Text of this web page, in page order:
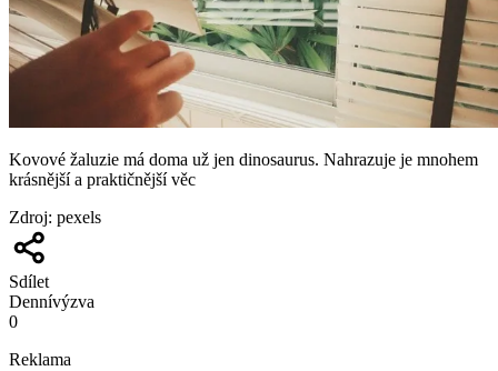
Kovové žaluzie má doma už jen dinosaurus. Nahrazuje je mnohem
krásnější a praktičnější věc
Zdroj: pexels
Sdílet
Dennívýzva
0
Reklama